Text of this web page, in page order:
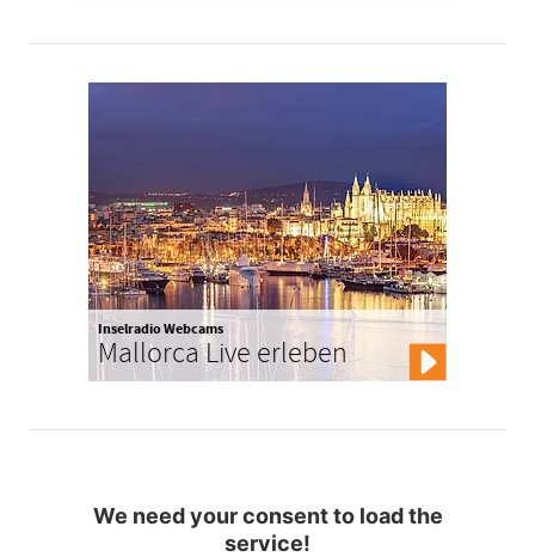
Inselradio Webcams
Mallorca Live erleben
We need your consent to load the
service!